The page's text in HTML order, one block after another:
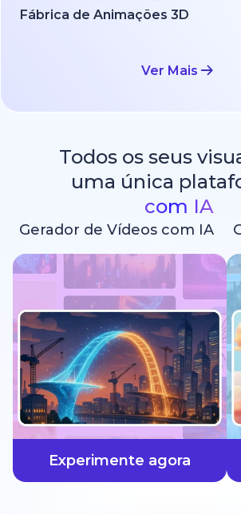
Fábrica de Animações 3D
Ver Mais
Todos os seus
uma única
com IA
Gerador de Vídeos com IA
Experimente agora
mais